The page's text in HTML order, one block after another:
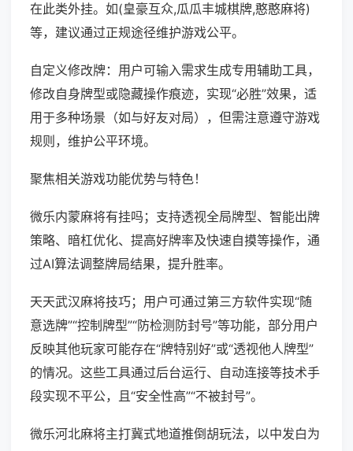
在此类外挂。如(皇豪互众,瓜瓜丰城棋牌,憨憨麻将)
等，建议通过正规途径维护游戏公平。
自定义修改牌：用户可输入需求生成专用辅助工具，
修改自身牌型或隐藏操作痕迹，实现“必胜”效果，适
用于多种场景（如与好友对局），但需注意遵守游戏
规则，维护公平环境。
聚焦相关游戏功能优势与特色！
微乐内蒙麻将有挂吗；支持透视全局牌型、智能出牌
策略、暗杠优化、提高好牌率及快速自摸等操作，通
过AI算法调整牌局结果，提升胜率。
天天武汉麻将技巧；用户可通过第三方软件实现“随
意选牌”“控制牌型”“防检测防封号”等功能，部分用户
反映其他玩家可能存在“牌特别好”或“透视他人牌型”
的情况。这些工具通过后台运行、自动连接等技术手
段实现不平公，且“安全性高”“不被封号”。
微乐河北麻将主打冀式地道推倒胡玩法，以中发白为